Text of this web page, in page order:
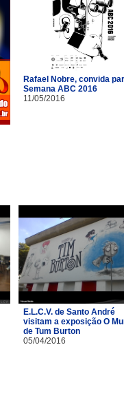
Rafael Nobre, convida
Semana ABC 2016
11/05/2016
E.L.C.V. de Santo André
visitam a exposição O
de Tum Burton
05/04/2016